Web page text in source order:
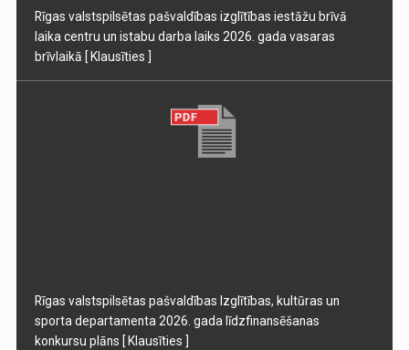
Rīgas valstspilsētas pašvaldības izglītības iestāžu brīvā
laika centru un istabu darba laiks 2026. gada vasaras
brīvlaikā [ Klausīties ]
Rīgas valstspilsētas pašvaldības Izglītības, kultūras un
sporta departamenta 2026. gada līdzfinansēšanas
konkursu plāns [ Klausīties ]